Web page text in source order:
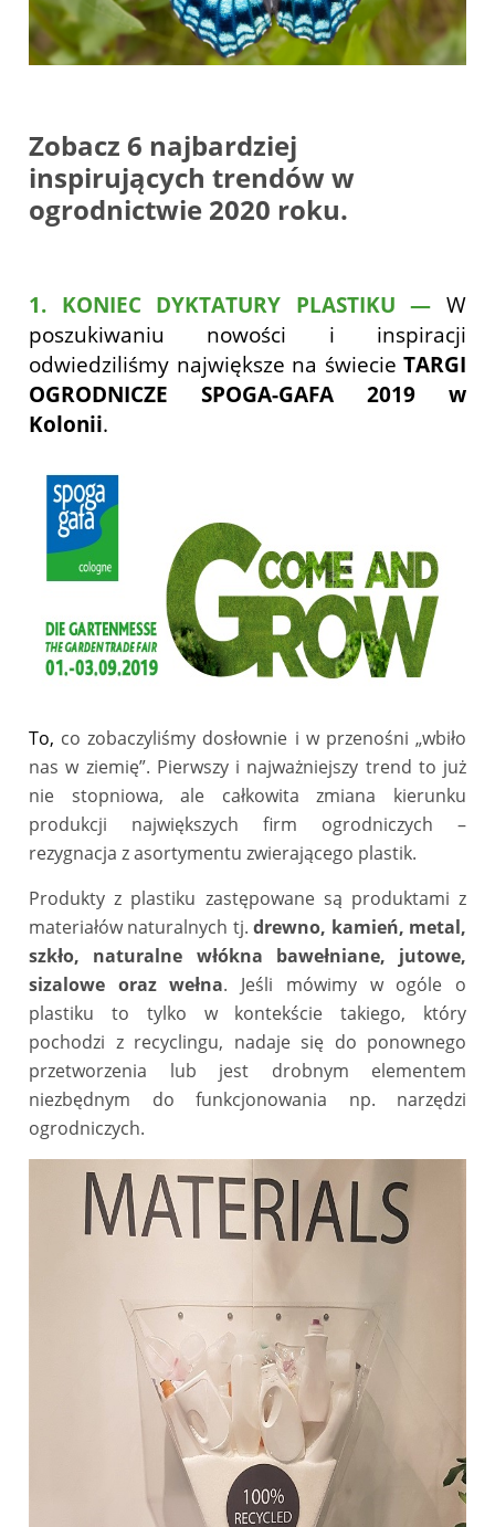
Zobacz 6 najbardziej
inspirujących trendów w
ogrodnictwie 2020 roku.
1. KONIEC DYKTATURY PLASTIKU — W
poszukiwaniu nowości i inspiracji
odwiedziliśmy największe na świecie TARGI
OGRODNICZE SPOGA-GAFA 2019 w
Kolonii.
To, co zobaczyliśmy dosłownie i w przenośni „wbiło
nas w ziemię”. Pierwszy i najważniejszy trend to już
nie stopniowa, ale całkowita zmiana kierunku
produkcji największych firm ogrodniczych –
rezygnacja z asortymentu zwierającego plastik.
Produkty z plastiku zastępowane są produktami z
materiałów naturalnych tj.drewno, kamień, metal,
szkło, naturalne włókna bawełniane, jutowe,
sizalowe oraz wełna. Jeśli mówimy w ogóle o
plastiku to tylko w kontekście takiego, który
pochodzi z recyclingu, nadaje się do ponownego
przetworzenia lub jest drobnym elementem
niezbędnym do funkcjonowania np. narzędzi
ogrodniczych.